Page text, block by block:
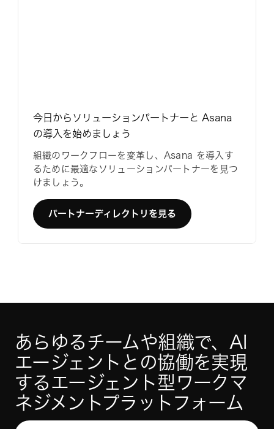
今日からソリューションパートナーと Asana
の導入を始めましょう
組織のワークフローを変革し、Asana を導入す
るために最適なソリューションパートナーを見つ
けましょう。
パートナーディレクトリを見る
あらゆるチームや組織で、AI
エージェントとの協働を実現
するエージェント型ワークマ
ネジメントプラットフォーム